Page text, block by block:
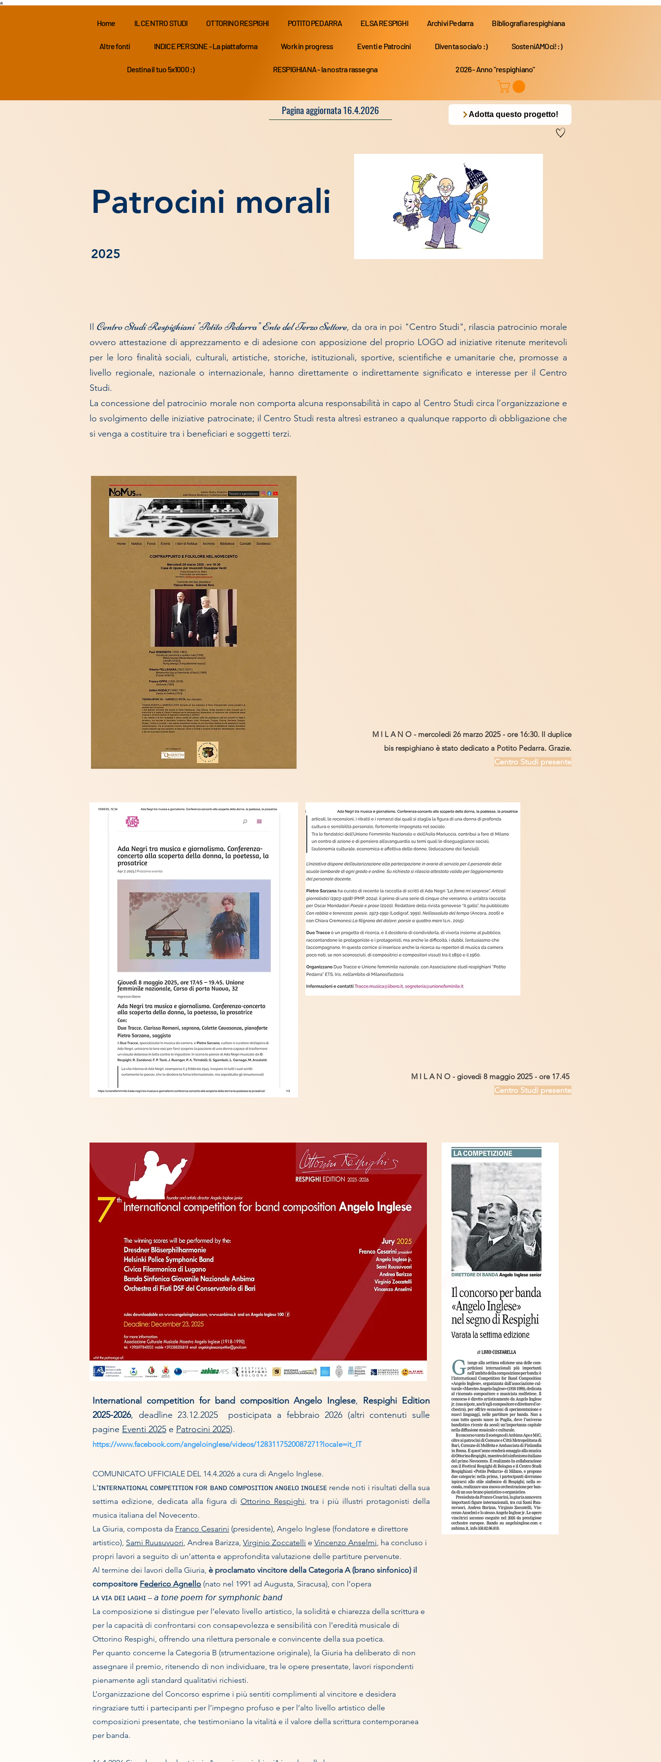
a
Home IL CENTRO STUDI OTTORINO RESPIGHI POTITO PEDARRA ELSA RESPIGHI Archivi Pedarra Bibliografia respighiana
Altre fonti INDICE PERSONE - La piattaforma Work in progress Eventi e Patrocini Diventa socia/o :) SosteniAMOci! :)
Destina il tuo 5x1000 :) RESPIGHIANA - la nostra rassegna 2026 - Anno "respighiano"
Pagina aggiornata 16.4.2026 Adotta questo progetto!
Patrocini morali
2025
Il Centro Studi Respighiani "Potito Pedarra" Ente del Terzo Settore, da ora in poi "Centro Studi", rilascia patrocinio morale
ovvero attestazione di apprezzamento e di adesione con apposizione del proprio LOGO ad iniziative ritenute meritevoli
per le loro finalità sociali, culturali, artistiche, storiche, istituzionali, sportive, scientifiche e umanitarie che, promosse a
livello regionale, nazionale o internazionale, hanno direttamente o indirettamente significato e interesse per il Centro
Studi.
La concessione del patrocinio morale non comporta alcuna responsabilità in capo al Centro Studi circa l’organizzazione e
lo svolgimento delle iniziative patrocinate; il Centro Studi resta altresì estraneo a qualunque rapporto di obbligazione che
si venga a costituire tra i beneficiari e soggetti terzi.
M I L A N O - mercoledi 26 marzo 2025 - ore 16:30. Il duplice
bis respighiano è stato dedicato a Potito Pedarra. Grazie.​
Centro Studi presente
M I L A N O - giovedi 8 maggio 2025 - ore 17.45 ​
Centro Studi presente
International competition for band composition Angelo Inglese, Respighi Edition
2025-2026, deadline 23.12.2025 posticipata a febbraio 2026 (altri contenuti sulle
pagine Eventi 2025 e Patrocini 2025).
https://www.facebook.com/angeloinglese/videos/1283117520087271?locale=it_IT
COMUNICATO UFFICIALE DEL 14.4.2026 a cura di Angelo Inglese.
L'ɪɴᴛᴇʀɴᴀᴛɪᴏɴᴀʟ ᴄᴏᴍᴘᴇᴛɪᴛɪᴏɴ ꜰᴏʀ ʙᴀɴᴅ ᴄᴏᴍᴘᴏꜱɪᴛɪᴏɴ ᴀɴɢᴇʟᴏ ɪɴɢʟᴇꜱᴇ rende noti i risultati della sua
settima edizione, dedicata alla figura di Ottorino Respighi , tra i più illustri protagonisti della
musica italiana del Novecento.
La Giuria, composta da Franco Cesarini (presidente), Angelo Inglese (fondatore e direttore
artistico), Sami Ruusuvuori , Andrea Barizza, Virginio Zoccatelli e Vincenzo Anselmi , ha concluso i
propri lavori a seguito di un’attenta e approfondita valutazione delle partiture pervenute.
Al termine dei lavori della Giuria, è proclamato vincitore della Categoria A (brano sinfonico) il
compositore Federico Agnello (nato nel 1991 ad Augusta, Siracusa), con l’opera
ʟᴀ ᴠɪᴀ ᴅᴇɪ ʟᴀɢʜɪ – 𝘢 𝘵𝘰𝘯𝘦 𝘱𝘰𝘦𝘮 𝘧𝘰𝘳 𝘴𝘺𝘮𝘱𝘩𝘰𝘯𝘪𝘤 𝘣𝘢𝘯𝘥
La composizione si distingue per l’elevato livello artistico, la solidità e chiarezza della scrittura e
per la capacità di confrontarsi con consapevolezza e sensibilità con l’eredità musicale di
Ottorino Respighi, offrendo una rilettura personale e convincente della sua poetica.
Per quanto concerne la Categoria B (strumentazione originale), la Giuria ha deliberato di non
assegnare il premio, ritenendo di non individuare, tra le opere presentate, lavori rispondenti
pienamente agli standard qualitativi richiesti.
L’organizzazione del Concorso esprime i più sentiti complimenti al vincitore e desidera
ringraziare tutti i partecipanti per l’impegno profuso e per l’alto livello artistico delle
composizioni presentate, che testimoniano la vitalità e il valore della scrittura contemporanea
per banda.